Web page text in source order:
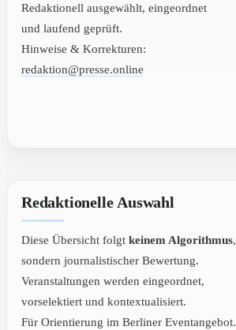
Redaktionell ausgewählt, eingeordnet
und laufend geprüft.
Hinweise & Korrekturen:
redaktion@presse.online
Redaktionelle Auswahl
Diese Übersicht folgt keinem Algorithmus,
sondern journalistischer Bewertung.
Veranstaltungen werden eingeordnet,
vorselektiert und kontextualisiert.
Für Orientierung im Berliner Eventangebot.